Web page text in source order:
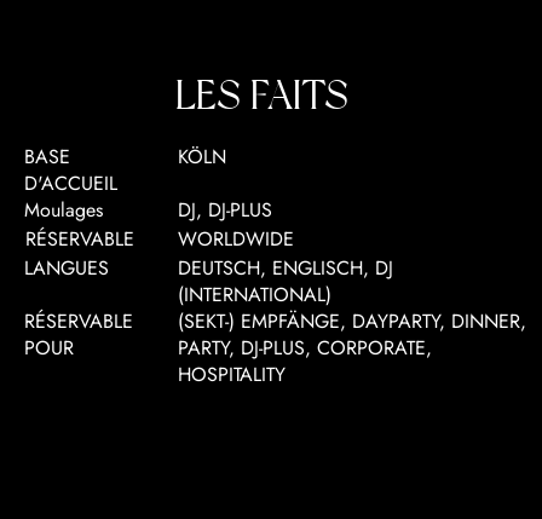
BASE
D'ACCUEIL
KÖLN
RÉSERVABLE
WORLDWIDE
LANGUES
DEUTSCH, ENGLISCH, DJ
(INTERNATIONAL)
Moulages DJ, DJ-PLUS
RÉSERVABLE
POUR
(SEKT-) EMPFÄNGE, DAYPARTY, DINNER,
PARTY, DJ-PLUS, CORPORATE,
HOSPITALITY
LES FAITS